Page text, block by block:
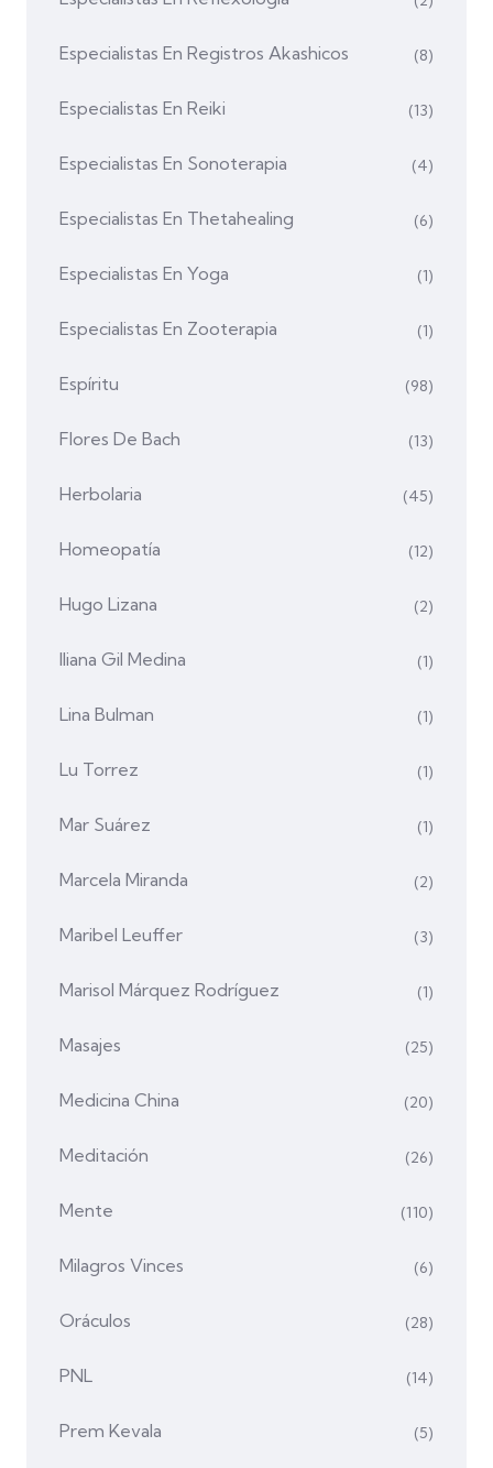
Especialistas En Registros Akashicos (8)
Especialistas En Reiki (13)
Especialistas En Sonoterapia (4)
Especialistas En Thetahealing (6)
Especialistas En Yoga (1)
Especialistas En Zooterapia (1)
Espíritu (98)
Flores De Bach (13)
Herbolaria (45)
Homeopatía (12)
Hugo Lizana (2)
Iliana Gil Medina (1)
Lina Bulman (1)
Lu Torrez (1)
Mar Suárez (1)
Marcela Miranda (2)
Maribel Leuffer (3)
Marisol Márquez Rodríguez (1)
Masajes (25)
Medicina China (20)
Meditación (26)
Mente (110)
Milagros Vinces (6)
Oráculos (28)
PNL (14)
Prem Kevala (5)